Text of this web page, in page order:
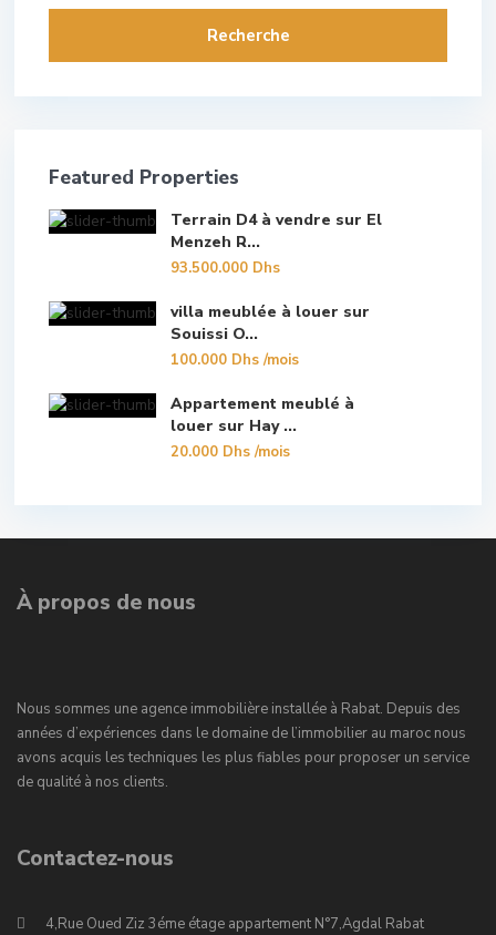
Recherche
Featured Properties
Terrain D4 à vendre sur El
Menzeh R...
93.500.000 Dhs
villa meublée à louer sur
Souissi O...
100.000 Dhs/mois
Appartement meublé à
louer sur Hay ...
20.000 Dhs/mois
À propos de nous
Nous sommes une agence immobilière installée à Rabat. Depuis des
années d’expériences dans le domaine de l’immobilier au maroc nous
avons acquis les techniques les plus fiables pour proposer un service
de qualité à nos clients.
Contactez-nous
4,Rue Oued Ziz 3éme étage appartement N°7,Agdal Rabat